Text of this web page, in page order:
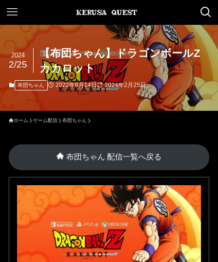
【布団ちゃん】ドラゴンボールZ
カカロット
2024
2/25
布団ちゃん 2022年8月14日 2024年2月25日
ホーム ゲーム配信 布団ちゃん
布団ちゃん 配信一覧へ戻る